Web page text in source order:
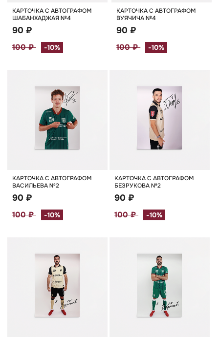
КАРТОЧКА С АВТОГРАФОМ
ШАБАНХАДЖАЯ №4
90 ₽
100 ₽ -10%
КАРТОЧКА С АВТОГРАФОМ
ВУЯЧИЧА №4
90 ₽
100 ₽ -10%
КАРТОЧКА С АВТОГРАФОМ
ВАСИЛЬЕВА №2
90 ₽
100 ₽ -10%
КАРТОЧКА С АВТОГРАФОМ
БЕЗРУКОВА №2
90 ₽
100 ₽ -10%